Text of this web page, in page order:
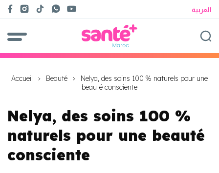
العربية
Accueil Beauté
Nelya, des soins 100 % naturels pour une
beauté consciente
Nelya, des soins 100 %
naturels pour une beauté
consciente